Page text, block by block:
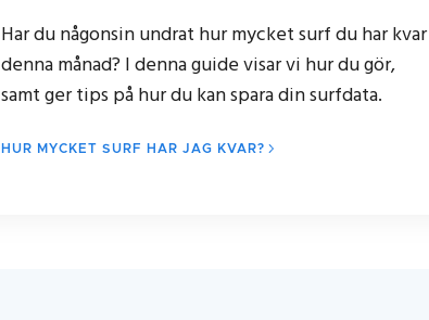
Har du någonsin undrat hur mycket surf du har kvar
denna månad? I denna guide visar vi hur du gör,
samt ger tips på hur du kan spara din surfdata.
HUR MYCKET SURF HAR JAG KVAR?